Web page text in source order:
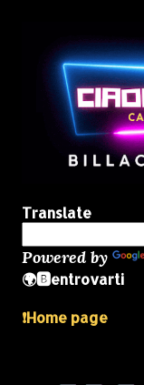
Translate
Powered by
🌍🅱️entrovarti
❗️Home page